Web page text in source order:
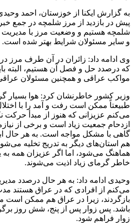
به گزارش ایکنا از خوزستان، احمد
پیش در بازدید از مرز شلمچه در جمع
شلمچه هستیم و وضعیت مرز با مدیریت
و سایر مسئولان شرایط بهتر شده است.
وی ادامه داد: زائران در آن طرف مرز
که درصدد حل و فصل آن هستیم، البته
مواکب عراقی و همچنین مسئولان
وزیر کشور خاطرنشان کرد: هوا بسیار
طبیعتاً ممکن است رفت و آمد را با
می‌کنم عزیزانی که هنوز از مبدأ حرکت
ازدحام جمعیت زیاد است و برخی از
گاهی با مشکل مواجه است. به هر حال
هم استان‌های دیگر به تدریج تخلیه
هماهنگ می‌شود، اما اگر عزیزان همه به
خاطر گرمای زیاد اذیت می‌شوند.
وحیدی ادامه داد: به هر حال درصدد
می‌کنم از افرادی که در عراق هستند
بازگردند، زیرا در عراق هم ممکن است
باشد. پس زوار پس از پنج، شش روز
زوار فراهم شود.